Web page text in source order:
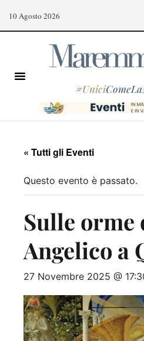
10 Agosto 2026
#Unici
« Tutti gli Eventi
Questo evento è passato.
Sulle orme
Angelico a
27 Novembre 2025 @